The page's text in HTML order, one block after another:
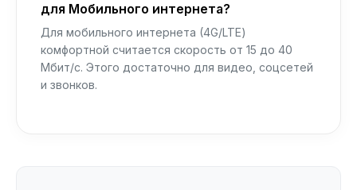
для Мобильного интернета?
Для мобильного интернета (4G/LTE)
комфортной считается скорость от 15 до 40
Мбит/с. Этого достаточно для видео, соцсетей
и звонков.